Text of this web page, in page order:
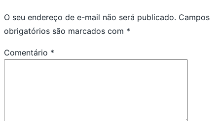
O seu endereço de e-mail não será publicado. Campos
obrigatórios são marcados com *
Comentário *